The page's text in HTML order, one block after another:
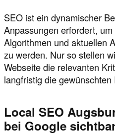
SEO ist ein dynamischer
Anpassungen erfordert,
Algorithmen und aktuellen
zu werden. Nur so stellen
Webseite die relevanten
langfristig die
Local SEO
bei Google